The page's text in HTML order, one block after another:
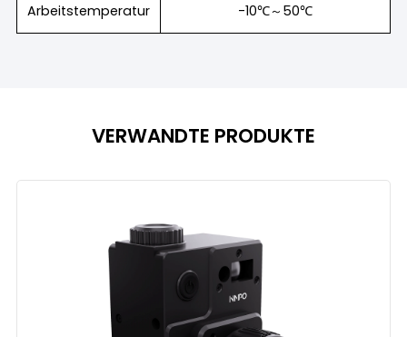
Arbeitstemperatur -10℃～50℃
VERWANDTE PRODUKTE